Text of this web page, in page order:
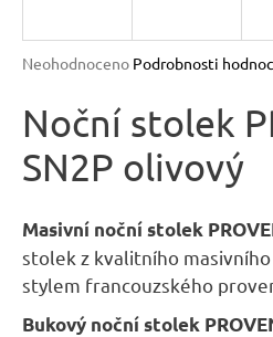
Průměrné
produktu
0,0
z
hvězdiček.
Neohodnoceno Podrobnosti
Noční stolek
SN2P olivový
Masivní noční stolek
stolek z kvalitního
stylem francouzského
Bukový noční stolek
a
t
?